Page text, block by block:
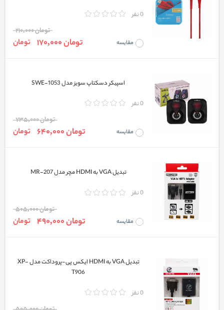
0 نفر
مقایسه
تومان 210,000
تومان 170,000 تومان
اسپیکر دسکتاپ سویز مدل SWE-1053
0 نفر
مقایسه
تومان 735,000
تومان 640,000 تومان
تبدیل VGA به HDMI مچر مدل MR-207
0 نفر
مقایسه
تومان 505,000
تومان 490,000 تومان
تبدیل VGA به HDMI ایکس پی-پروداکت مدل XP-
T906
0 نفر